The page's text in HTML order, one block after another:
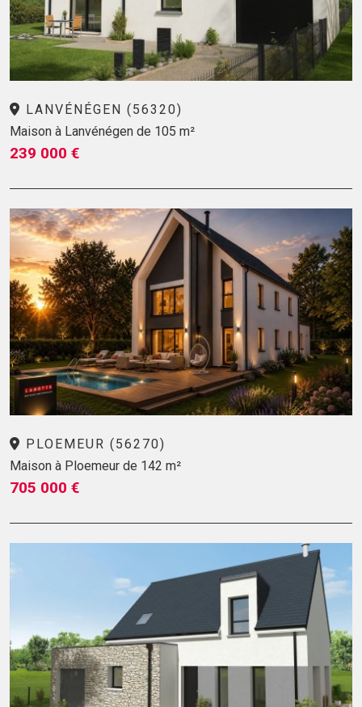
LANVÉNÉGEN (56320)
Maison à Lanvénégen de 105 m²
239 000 €
PLOEMEUR (56270)
Maison à Ploemeur de 142 m²
705 000 €